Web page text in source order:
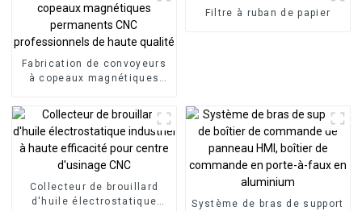
Fabrication de convoyeurs
à copeaux magnétiques
qualité
Filtre à ruban de papier
Collecteur de brouillard
d'huile électrostatique
Système de bras de support